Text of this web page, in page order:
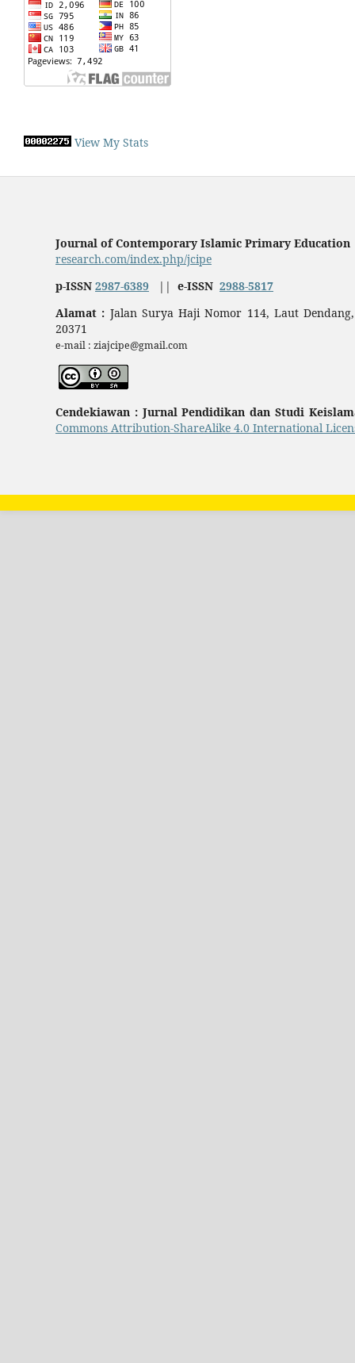
View My Stats
Journal of Contemporary Islamic Primary Education
research.com/index.php/jcipe
p-ISSN 2987-6389|| e-ISSN 2988-5817
Alamat : Jalan Surya Haji Nomor 114, Laut
20371
e-mail : ziajcipe@gmail.com
Cendekiawan : Jurnal Pendidikan dan Studi
Commons Attribution-ShareAlike 4.0 International